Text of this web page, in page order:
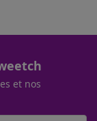
et nos